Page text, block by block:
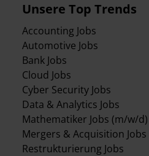
Unsere Top Trends
Accounting Jobs
Automotive Jobs
Bank Jobs
Cloud Jobs
Cyber Security Jobs
Data & Analytics Jobs
Mathematiker Jobs (m/w/d)
Mergers & Acquisition Jobs
Restrukturierung Jobs